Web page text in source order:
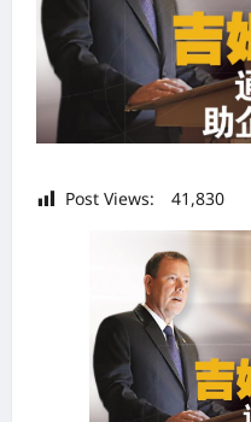
Post Views: 41,830